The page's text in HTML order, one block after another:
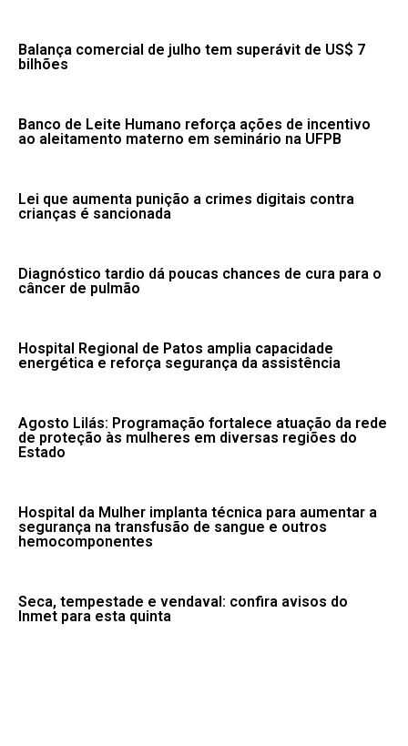
Balança comercial de julho tem superávit de US$ 7
bilhões
Banco de Leite Humano reforça ações de incentivo
ao aleitamento materno em seminário na UFPB
Lei que aumenta punição a crimes digitais contra
crianças é sancionada
Diagnóstico tardio dá poucas chances de cura para o
câncer de pulmão
Hospital Regional de Patos amplia capacidade
energética e reforça segurança da assistência
Agosto Lilás: Programação fortalece atuação da rede
de proteção às mulheres em diversas regiões do
Estado
Hospital da Mulher implanta técnica para aumentar a
segurança na transfusão de sangue e outros
hemocomponentes
Seca, tempestade e vendaval: confira avisos do
Inmet para esta quinta